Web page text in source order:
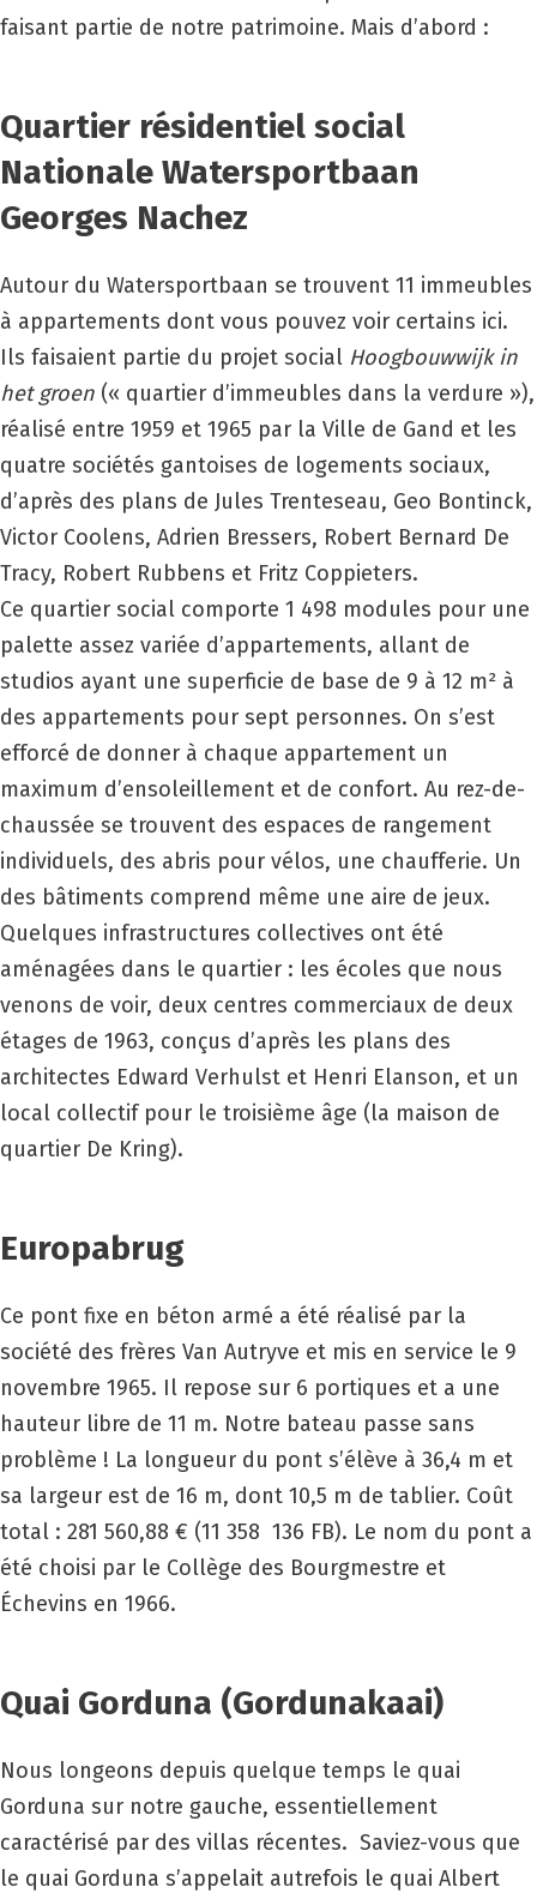
faisant partie de notre patrimoine. Mais d’abord :
Quartier résidentiel social
Nationale Watersportbaan
Georges Nachez
Autour du Watersportbaan se trouvent 11 immeubles
à appartements dont vous pouvez voir certains ici.
Ils faisaient partie du projet social Hoogbouwwijk in
het groen (« quartier d’immeubles dans la verdure »),
réalisé entre 1959 et 1965 par la Ville de Gand et les
quatre sociétés gantoises de logements sociaux,
d’après des plans de Jules Trenteseau, Geo Bontinck,
Victor Coolens, Adrien Bressers, Robert Bernard De
Tracy, Robert Rubbens et Fritz Coppieters.
Ce quartier social comporte 1 498 modules pour une
palette assez variée d’appartements, allant de
studios ayant une superficie de base de 9 à 12 m² à
des appartements pour sept personnes. On s’est
efforcé de donner à chaque appartement un
maximum d’ensoleillement et de confort. Au rez-de-
chaussée se trouvent des espaces de rangement
individuels, des abris pour vélos, une chaufferie. Un
des bâtiments comprend même une aire de jeux.
Quelques infrastructures collectives ont été
aménagées dans le quartier : les écoles que nous
venons de voir, deux centres commerciaux de deux
étages de 1963, conçus d’après les plans des
architectes Edward Verhulst et Henri Elanson, et un
local collectif pour le troisième âge (la maison de
quartier De Kring).
Europabrug
Ce pont fixe en béton armé a été réalisé par la
société des frères Van Autryve et mis en service le 9
novembre 1965. Il repose sur 6 portiques et a une
hauteur libre de 11 m. Notre bateau passe sans
problème ! La longueur du pont s’élève à 36,4 m et
sa largeur est de 16 m, dont 10,5 m de tablier. Coût
total : 281 560,88 € (11 358 136 FB). Le nom du pont a
été choisi par le Collège des Bourgmestre et
Échevins en 1966.
Quai Gorduna (Gordunakaai)
Nous longeons depuis quelque temps le quai
Gorduna sur notre gauche, essentiellement
caractérisé par des villas récentes. Saviez-vous que
le quai Gorduna s’appelait autrefois le quai Albert